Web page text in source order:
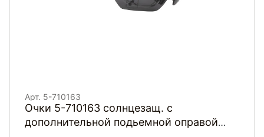
Арт. 5-710163
Очки 5-710163 солнцезащ. с
дополнительной подьемной оправой